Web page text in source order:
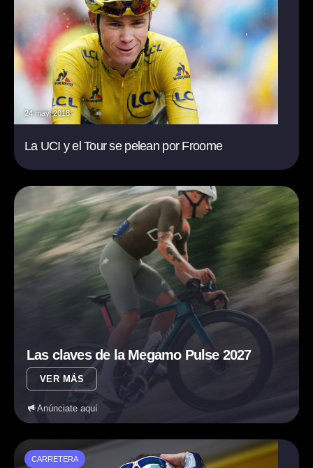
24 may. 2018
La UCI y el Tour se pelean por Froome
Las claves de la Megamo Pulse 2027
VER MÁS
Anúnciate aquí
CARRETERA